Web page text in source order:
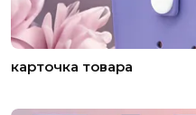
карточка товара